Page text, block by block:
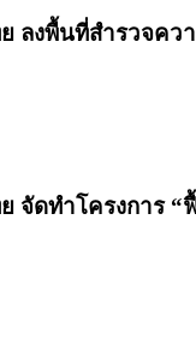
ลงพื้นที่สำรวจคว
จัดทำโครงการ